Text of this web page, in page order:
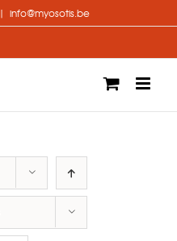
| info@myosotis.be